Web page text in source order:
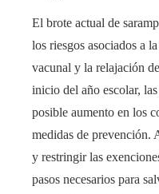
El brote actual de
los riesgos asociados a
vacunal y la relajación
inicio del año escolar,
posible aumento en los
medidas de prevención.
y restringir las
pasos necesarios para